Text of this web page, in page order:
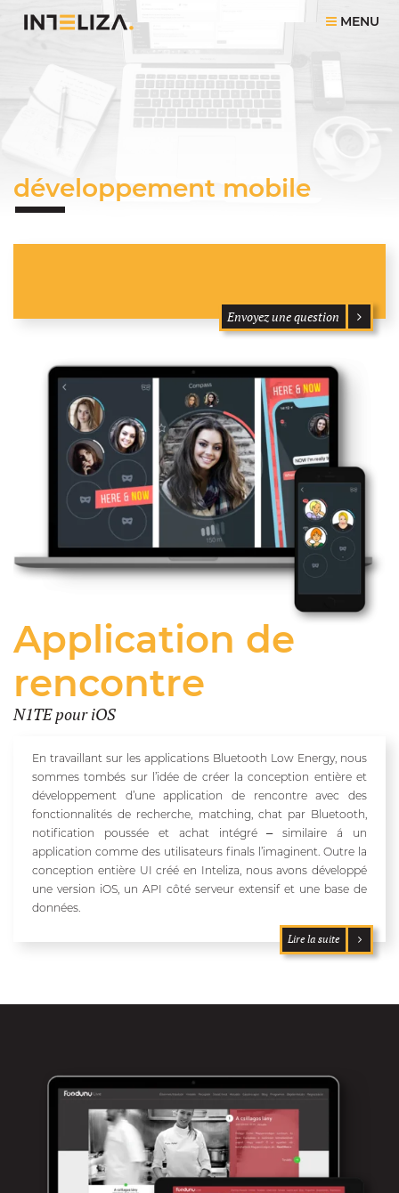
MENU
développement mobile
Envoyez une question
Application de
rencontre
N1TE pour iOS
En travaillant sur les applications Bluetooth Low Energy, nous
sommes tombés sur l’idée de créer la conception entière et
développement d’une application de rencontre avec des
fonctionnalités de recherche, matching, chat par Bluetooth,
notification poussée et achat intégré ⎼ similaire á un
application comme des utilisateurs finals l’imaginent. Outre la
conception entière UI créé en Inteliza, nous avons développé
une version iOS, un API côté serveur extensif et une base de
données.
Lire la suite